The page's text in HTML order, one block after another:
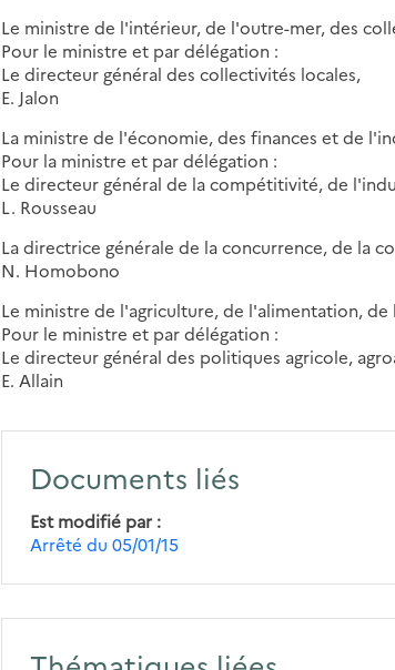
Le ministre de l'intérieur, de l'outre-mer, des
Pour le ministre et par délégation :
Le directeur général des collectivités locales,
E. Jalon
La ministre de l'économie, des finances et de
Pour la ministre et par délégation :
Le directeur général de la compétitivité, de
L. Rousseau
La directrice générale de la concurrence, de la
N. Homobono
Le ministre de l'agriculture, de l'alimentation,
Pour le ministre et par délégation :
Le directeur général des politiques agricole,
E. Allain
Documents liés
Est modifié par
Arrêté du 05/01/15